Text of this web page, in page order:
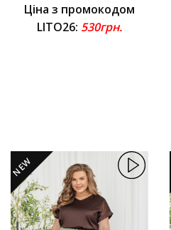
Ціна з промокодом
LITO26: 530грн.
NEW